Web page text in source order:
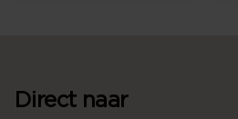
Direct naar